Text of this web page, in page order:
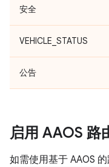
安全
VEHICLE_STATUS
公告
启用 AAOS 路
如需使用基于 AAOS